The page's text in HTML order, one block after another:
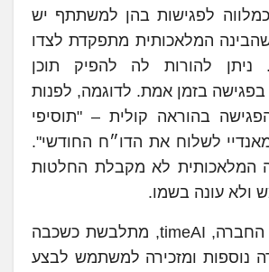
לזמן את ה-AI כמלווה לפגישות בהן למשתתף יש
המלאכותית מתפקדת לצדו
ניתן להורות לה להפיק תוכן
בזמן אמת. לדוגמה, לפנות
בהוראה קולית – "תוסיפי
לשלוח את הדו״ח החודשי".
המלאכותית לא מקבלת החלטות
ולא עונה בשמו.
הטכנולוגיה של החברה, timeAI, מתלבשת כשכבה
נוספות ומזכירה למשתמש לבצע